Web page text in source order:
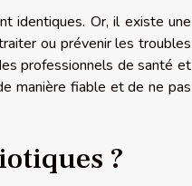
identiques. Or, il existe une
ou prévenir les troubles
professionnels de santé et
manière fiable et de ne pas
?